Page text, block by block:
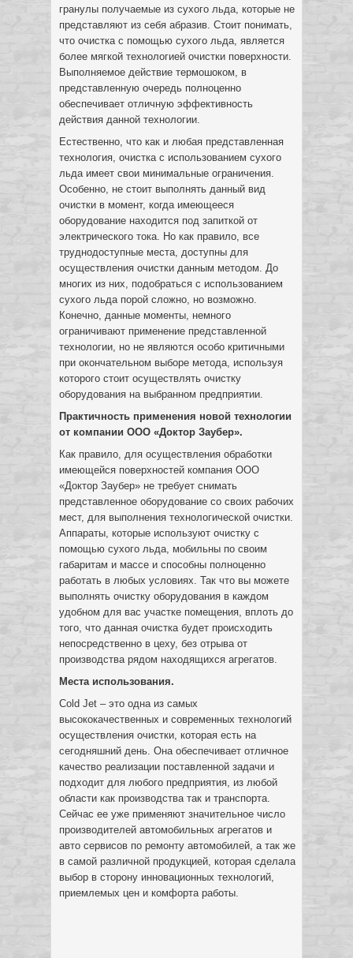
гранулы получаемые из сухого льда, которые не
представляют из себя абразив. Стоит понимать,
что очистка с помощью сухого льда, является
более мягкой технологией очистки поверхности.
Выполняемое действие термошоком, в
представленную очередь полноценно
обеспечивает отличную эффективность
действия данной технологии.
Естественно, что как и любая представленная
технология, очистка с использованием сухого
льда имеет свои минимальные ограничения.
Особенно, не стоит выполнять данный вид
очистки в момент, когда имеющееся
оборудование находится под запиткой от
электрического тока. Но как правило, все
труднодоступные места, доступны для
осуществления очистки данным методом. До
многих из них, подобраться с использованием
сухого льда порой сложно, но возможно.
Конечно, данные моменты, немного
ограничивают применение представленной
технологии, но не являются особо критичными
при окончательном выборе метода, используя
которого стоит осуществлять очистку
оборудования на выбранном предприятии.
Практичность применения новой технологии
от компании ООО «Доктор Заубер».
Как правило, для осуществления обработки
имеющейся поверхностей компания ООО
«Доктор Заубер» не требует снимать
представленное оборудование со своих рабочих
мест, для выполнения технологической очистки.
Аппараты, которые используют очистку с
помощью сухого льда, мобильны по своим
габаритам и массе и способны полноценно
работать в любых условиях. Так что вы можете
выполнять очистку оборудования в каждом
удобном для вас участке помещения, вплоть до
того, что данная очистка будет происходить
непосредственно в цеху, без отрыва от
производства рядом находящихся агрегатов.
Места использования.
Cold Jet – это одна из самых
высококачественных и современных технологий
осуществления очистки, которая есть на
сегодняшний день. Она обеспечивает отличное
качество реализации поставленной задачи и
подходит для любого предприятия, из любой
области как производства так и транспорта.
Сейчас ее уже применяют значительное число
производителей автомобильных агрегатов и
авто сервисов по ремонту автомобилей, а так же
в самой различной продукцией, которая сделала
выбор в сторону инновационных технологий,
приемлемых цен и комфорта работы.